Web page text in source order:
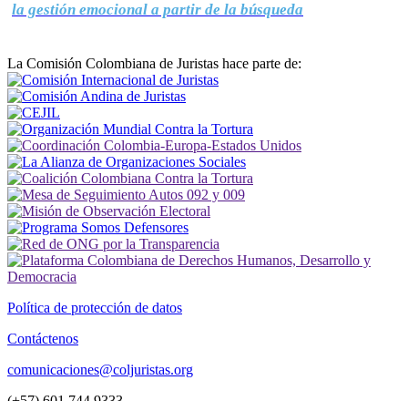
la gestión emocional a partir de la búsqueda
La Comisión Colombiana de Juristas hace parte de:
Política de protección de datos
Contáctenos
comunicaciones@coljuristas.org